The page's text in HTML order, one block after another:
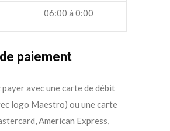
06:00 à 0:00
paiement
payer avec une carte de débit
logo Maestro) ou une carte
American Express,